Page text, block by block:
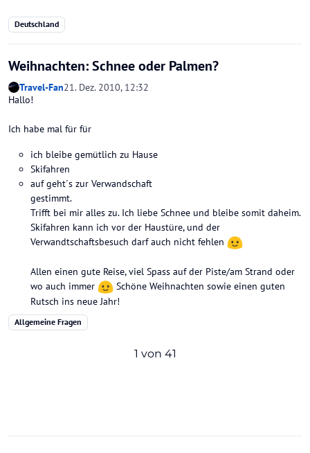
Deutschland
Weihnachten: Schnee oder Palmen?
Travel-Fan21. Dez. 2010, 12:32
Hallo!
Ich habe mal für für
ich bleibe gemütlich zu Hause
Skifahren
auf geht´s zur Verwandschaft
gestimmt.
Trifft bei mir alles zu. Ich liebe Schnee und bleibe somit daheim.
Skifahren kann ich vor der Haustüre, und der
Verwandtschaftsbesuch darf auch nicht fehlen
Allen einen gute Reise, viel Spass auf der Piste/am Strand oder
wo auch immer
Schöne Weihnachten sowie einen guten
Rutsch ins neue Jahr!
Allgemeine Fragen
1 von 41